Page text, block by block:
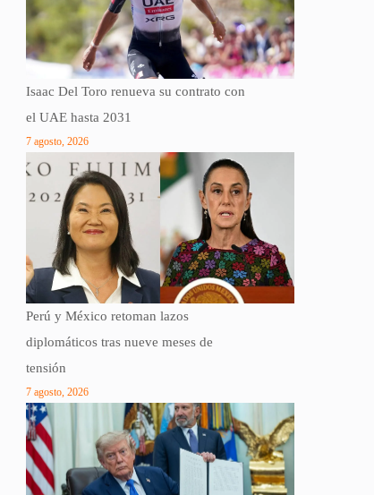
Isaac Del Toro renueva su contrato con
el UAE hasta 2031
7 agosto, 2026
Perú y México retoman lazos
diplomáticos tras nueve meses de
tensión
7 agosto, 2026